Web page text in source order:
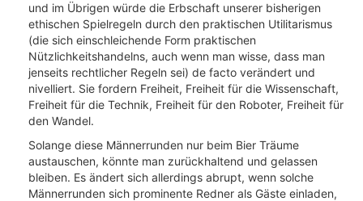
und im Übrigen würde die Erbschaft unserer bisherigen
ethischen Spielregeln durch den praktischen Utilitarismus
(die sich einschleichende Form praktischen
Nützlichkeitshandelns, auch wenn man wisse, dass man
jenseits rechtlicher Regeln sei) de facto verändert und
nivelliert. Sie fordern Freiheit, Freiheit für die Wissenschaft,
Freiheit für die Technik, Freiheit für den Roboter, Freiheit für
den Wandel.
Solange diese Männerrunden nur beim Bier Träume
austauschen, könnte man zurückhaltend und gelassen
bleiben. Es ändert sich allerdings abrupt, wenn solche
Männerrunden sich prominente Redner als Gäste einladen,